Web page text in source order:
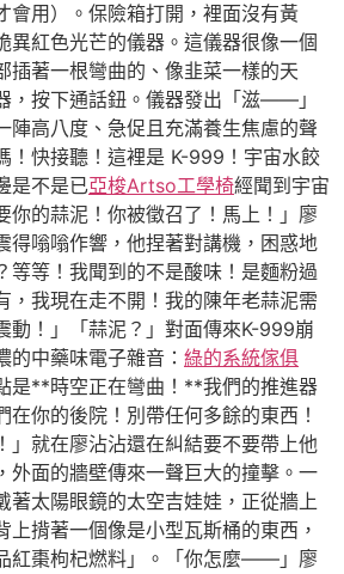
會用）。保險箱打開，裡面沒有黃
異紅色光芒的儀器。這儀器很像一個
插著一根彎曲的、像韭菜一樣的天
，按下通話鈕。儀器發出「滋——」
陣高八度、急促且充滿養生焦慮的聲
！快接聽！這裡是 K-999！宇宙水餃
是不是已亞梭Artso工學椅經聞到宇宙
你的蒜泥！你被徵召了！馬上！」廖
得嗡嗡作響，他捏著對講機，困惑地
等等！我聞到的不是酸味！是麵粉過
，我現在走不開！我的陳年老蒜泥需
動！」「蒜泥？」對面傳來K-999崩
中藥味電子雜音： 綠的系統傢俱
是**時空正在彎曲！**我們的推進器
在你的後院！別帶任何多餘的東西！
就在廖沾沾還在糾結要不要帶上他
外面的牆壁傳來一聲巨大的撞擊。一
著太陽眼鏡的太空吉娃娃，正從牆上
上揹著一個像是小型瓦斯桶的東西，
紅棗枸杞燃料」。「你怎麼——」廖